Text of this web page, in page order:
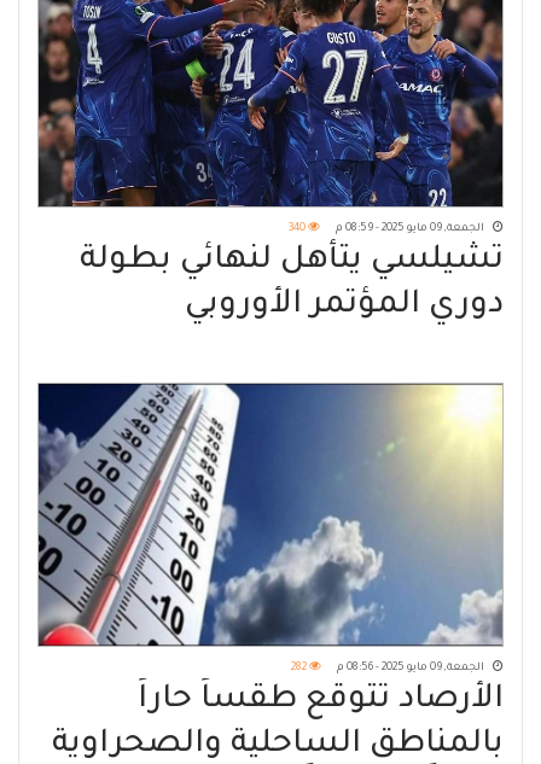
الجمعة, 09 مايو 2025 - 08:59 م 340
تشيلسي يتأهل لنهائي بطولة
دوري المؤتمر الأوروبي
الجمعة, 09 مايو 2025 - 08:56 م 282
الأرصاد تتوقع طقساً حاراً
بالمناطق الساحلية والصحراوية